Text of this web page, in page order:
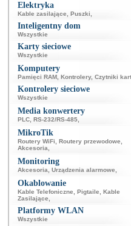
Elektryka
Kable zasilające Puszki
Inteligentny dom
Wszystkie
Karty sieciowe
Wszystkie
Komputery
Pamięci RAM Kontrolery, Czytniki kart
Kontrolery sieciowe
Wszystkie
Media konwertery
PLC RS-232/RS-485
MikroTik
Routery WiFi Routery przewodowe
Akcesoria
Monitoring
Akcesoria Urządzenia alarmowe
Okablowanie
Kable Telefoniczne Pigtaile
Kable
Zasilające
Platformy WLAN
Wszystkie